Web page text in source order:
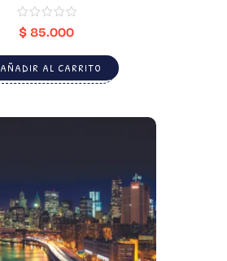
$85.000
AÑADIR AL CARRITO